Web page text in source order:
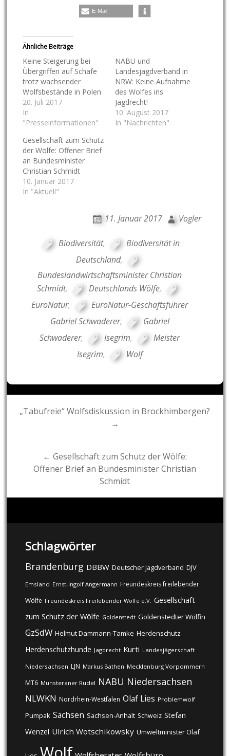
E-Mail
Ähnliche Beiträge
Keine Steigerung bei
Übergriffen auf Schafe
trotz wachsender
Wolfsbestände in Polen
20. Juli 2017
In
"Presseinformationen"
NABU und
Landesjagdverband in
NRW: Keine Aufnahme
des Wolfes ins
Jagdrecht!
10. August 2017
In "Nachrichten"
Gesellschaft zum Schutz
der Wölfe: Offener Brief
an Bundesminister
Christian Schmidt
10. Januar 2017
In "Aktuell"
11. Januar 2017 Vogler
Biodiversität,
Biodiversität in
Deutschland,
Bundeslandwirtschaftsminister Christian
Schmidt, Deutschlands Wölfe,
EuroNatur,
EuroNatur-Geschäftsführer
Gabriel Schwaderer,
Gabriel
Schwaderer, Isegrim,
Meister
Isegrim, Wolf
Post
„Tabufreie“ Wolfsdiskussion in Brockhimbergen?
→
← Gesellschaft zum Schutz der Wölfe:
Offener Brief an Bundesminister Christian
Schmidt
Schlagwörter
Brandenburg DBBW Deutscher Jagdverband DJV
Emsland Ernst-Ingolf Angermann Freundeskreis freilebender
Wölfe Freundeskreis Freilebender Wölfe e.V. Gesellschaft
zum Schutz der Wölfe Goldenstedt Goldenstedter Wölfin
GzSdW Helmut Dammann-Tamke Herdenschutz
Herdenschutzhunde Jagdrecht Kurti Landesjägerschaft
Niedersachsen LJN Markus Bathen Mecklenburg Vorpommern
MT6 Munsteraner Rudel NABU Niedersachsen
NLWKN Nordrhein-Westfalen Olaf Lies Problemwolf
Pumpak Sachsen Sachsen-Anhalt Schweiz Stefan
Wenzel Ulrich Wotschikowsky Umweltminister Olaf